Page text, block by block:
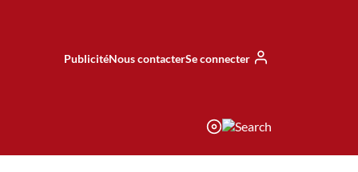
PublicitéNous contacterSe connecter